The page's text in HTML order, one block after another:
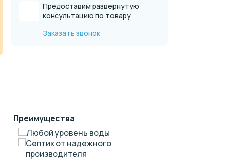
Предоставим развернутую
консультацию по товару
Заказать звонок
Преимущества
Любой уровень воды
Септик от надежного
производителя